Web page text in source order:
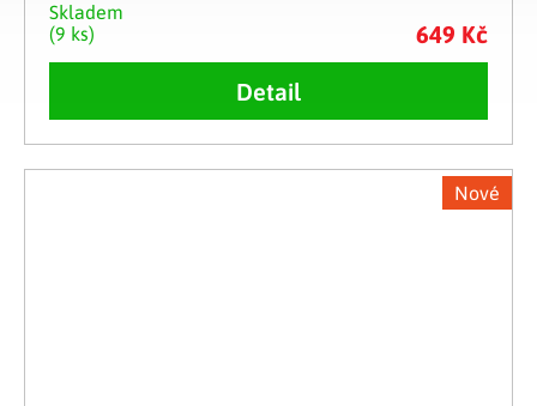
Skladem
(9 ks)
649 Kč
Detail
Nové